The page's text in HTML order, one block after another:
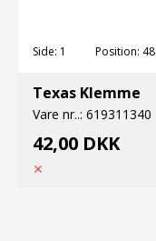
Side: 1 Position: 48
Texas Klemme
Vare nr..: 619311340
42,00 DKK